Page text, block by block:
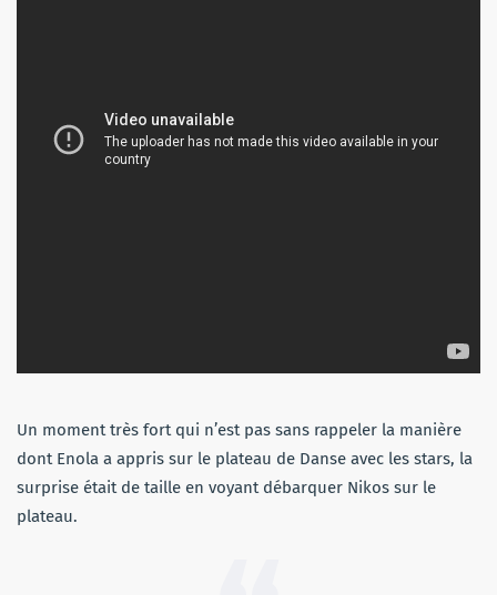
Un moment très fort qui n’est pas sans rappeler la manière
dont Enola a appris sur le plateau de Danse avec les stars, la
surprise était de taille en voyant débarquer Nikos sur le
plateau.